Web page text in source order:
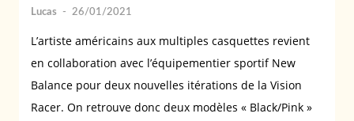
Lucas - 26/01/2021
L’artiste américains aux multiples casquettes revient
en collaboration avec l’équipementier sportif New
Balance pour deux nouvelles itérations de la Vision
Racer. On retrouve donc deux modèles « Black/Pink »